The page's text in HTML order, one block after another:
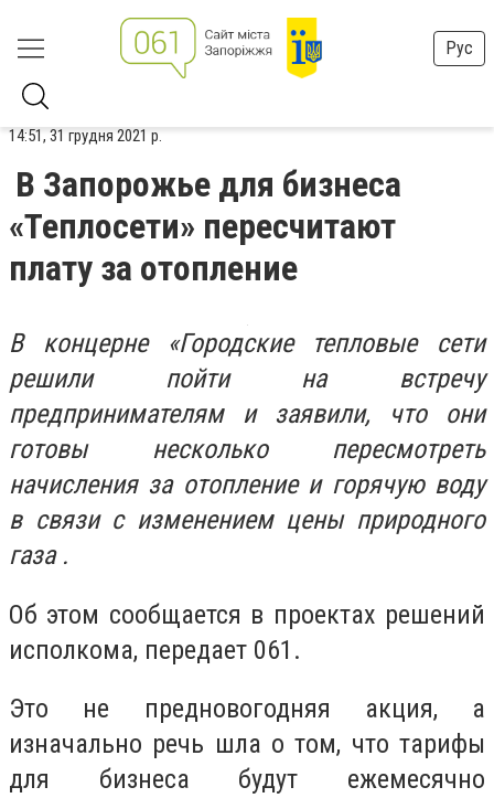
Рус
14:51, 31 грудня 2021 р.
В Запорожье для бизнеса
«Теплосети» пересчитают
плату за отопление
В концерне «Городские тепловые сети
решили пойти на встречу
предпринимателям и заявили, что они
готовы несколько пересмотреть
начисления за отопление и горячую воду
в связи с изменением цены природного
газа .
Об этом сообщается в проектах решений
исполкома, передает 061.
Это не предновогодняя акция, а
изначально речь шла о том, что тарифы
для бизнеса будут ежемесячно